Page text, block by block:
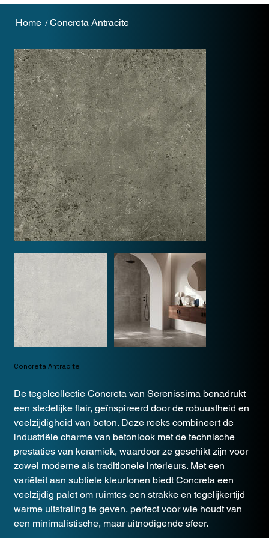
Home /Concreta Antracite
Concreta Antracite
De tegelcollectie Concreta van Serenissima benadrukt
een stedelijke flair, geïnspireerd door de robuustheid en
veelzijdigheid van beton. Deze reeks combineert de
industriële charme van betonlook met de technische
prestaties van keramiek, waardoor ze geschikt zijn voor
zowel moderne als traditionele interieurs. Met een
variëteit aan subtiele kleurtonen biedt Concreta een
veelzijdig palet om ruimtes een strakke en tegelijkertijd
warme uitstraling te geven, perfect voor wie houdt van
een minimalistische, maar uitnodigende sfeer.